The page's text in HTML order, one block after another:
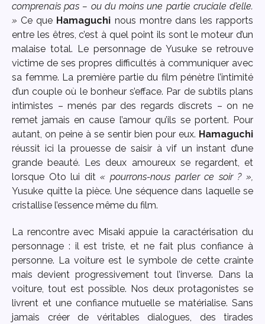
comprenais pas – ou du moins une partie cruciale d’elle.
»Ce que Hamaguchi nous montre dans les rapports
entre les êtres, c’est à quel point ils sont le moteur d’un
malaise total. Le personnage de Yusuke se retrouve
victime de ses propres difficultés à communiquer avec
sa femme. La première partie du film pénètre l’intimité
d’un couple où le bonheur s’efface. Par de subtils plans
intimistes – menés par des regards discrets – on ne
remet jamais en cause l’amour qu’ils se portent. Pour
autant, on peine à se sentir bien pour eux. Hamaguchi
réussit ici la prouesse de saisir à vif un instant d’une
grande beauté. Les deux amoureux se regardent, et
lorsque Oto lui dit« pourrons-nous parler ce soir ? »,
Yusuke quitte la pièce. Une séquence dans laquelle se
cristallise l’essence même du film.
La rencontre avec Misaki appuie la caractérisation du
personnage : il est triste, et ne fait plus confiance à
personne. La voiture est le symbole de cette crainte
mais devient progressivement tout l’inverse. Dans la
voiture, tout est possible. Nos deux protagonistes se
livrent et une confiance mutuelle se matérialise. Sans
jamais créer de véritables dialogues, des tirades